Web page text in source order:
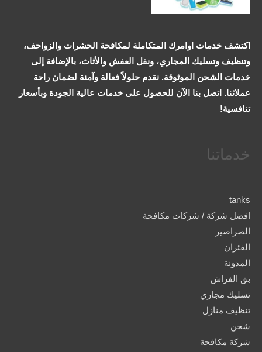
اكتشف خدمات اوامرك المتكاملة لمكافحة الحشرات والزواحف،
وتنظيف وتسليك المجاري، ونقل العفش والأثاث، بالإضافة إلى
خدمات الشحن الموثوقة. نقدم حلولاً فعالة وآمنة لضمان راحة
عملائنا. اتصل بنا الآن للحصول على خدمات عالية الجودة وبأسعار
تنافسية!
خدماتنا
tanks
افضل شركة / شركات مكافحة
الصراصير
الفئران
المدونة
بق الفراش
تسليك مجاري
تنظيف منازل
شحن
شركة مكافحة